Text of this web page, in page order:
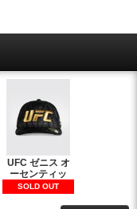
UFC ゼニス オ
ーセンティッ
SOLD OUT